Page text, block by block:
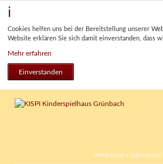
Cookies helfen uns bei der Bereitstellung unserer
Website erklären Sie sich damit einverstanden, dass
Mehr erfahren
Einverstanden
NAVIGATION
IMPRESSUM